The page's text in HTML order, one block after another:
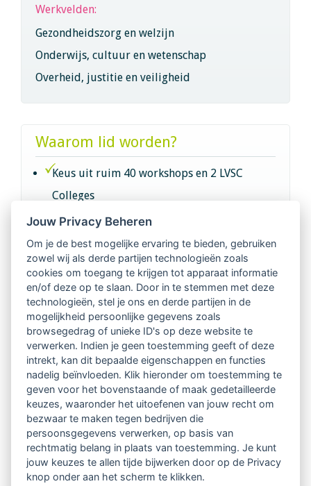
Werkvelden:
Gezondheidszorg en welzijn
Onderwijs, cultuur en wetenschap
Overheid, justitie en veiligheid
Waarom lid worden?
Keus uit ruim 40 workshops en 2 LVSC
Colleges
Intervisie met geregistreerde vakgenoten
Netwerk van 2100 professionals in 14
regio's
Vindbaar voor opdrachtgevers
Tijdschrift voor
Begeleidingskunde & kennisbank
Beroepsregistratie (LVSC keurmerk)
Lid worden van LVSC
Jouw Privacy Beheren
Om je de best mogelijke ervaring te bieden, gebruiken
zowel wij als derde partijen technologieën zoals
cookies om toegang te krijgen tot apparaat informatie
en/of deze op te slaan. Door in te stemmen met deze
technologieën, stel je ons en derde partijen in de
mogelijkheid persoonlijke gegevens zoals
browsegedrag of unieke ID's op deze website te
verwerken. Indien je geen toestemming geeft of deze
intrekt, kan dit bepaalde eigenschappen en functies
nadelig beïnvloeden. Klik hieronder om toestemming te
geven voor het bovenstaande of maak gedetailleerde
keuzes, waaronder het uitoefenen van jouw recht om
bezwaar te maken tegen bedrijven die
persoonsgegevens verwerken, op basis van
rechtmatig belang in plaats van toestemming. Je kunt
jouw keuzes te allen tijde bijwerken door op de Privacy
knop onder aan het scherm te klikken.